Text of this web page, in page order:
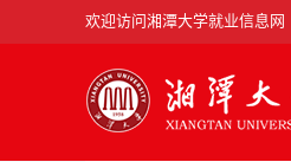
欢迎访问湘潭大学就业信息网